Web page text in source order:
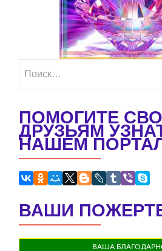
ПОМОГИТЕ
ДРУЗЬЯМ
НАШЕМ
ВАШИ
ВАША